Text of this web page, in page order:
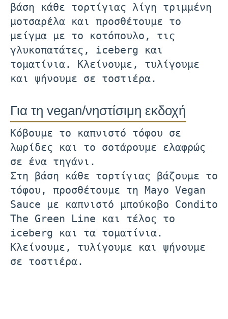
βάση κάθε τορτίγιας λίγη τριμμένη
μοτσαρέλα και προσθέτουμε το
μείγμα με το κοτόπουλο, τις
γλυκοπατάτες, iceberg και
τοματίνια. Κλείνουμε, τυλίγουμε
και ψήνουμε σε τοστιέρα.
Για τη vegan/νηστίσιμη εκδοχή
Κόβουμε το καπνιστό τόφου σε
λωρίδες και το σοτάρουμε ελαφρώς
σε ένα τηγάνι.
Στη βάση κάθε τορτίγιας βάζουμε το
τόφου, προσθέτουμε τη Mayo Vegan
Sauce με καπνιστό μπούκοβο Condito
The Green Line και τέλος το
iceberg και τα τοματίνια.
Κλείνουμε, τυλίγουμε και ψήνουμε
σε τοστιέρα.